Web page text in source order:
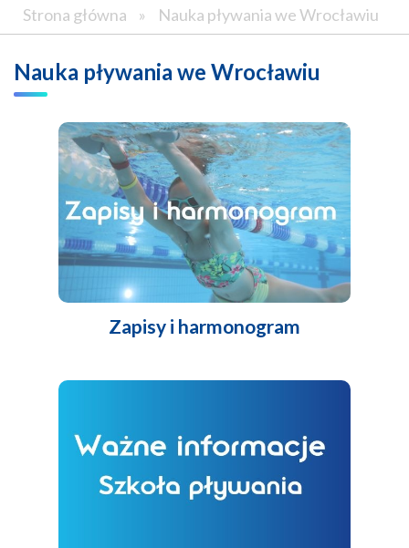
Strona główna » Nauka pływania we Wrocławiu
Nauka pływania we Wrocławiu
Zapisy i harmonogram